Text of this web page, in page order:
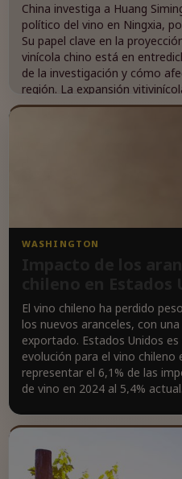
China investiga a Huang
político del vino en Ningxia,
Su papel clave en la
vinícola chino está en
de la investigación y cómo
región. La expansión
reconocimiento internacional
escándalo. ¿Qué
vino en China? ¡No te
WASHINGTON
El vino chileno ha perdido
los nuevos aranceles, con
exportado. Estados Unidos
evolución para el vino chileno
representar el 6,1% de las
de vino en 2024 al 5,4% actual.